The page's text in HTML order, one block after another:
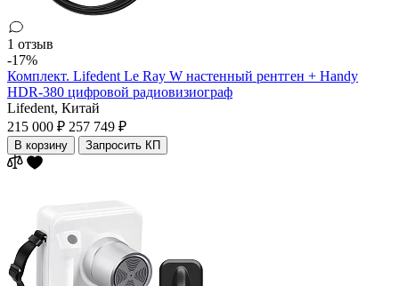
1 отзыв
-17%
Комплект. Lifedent Le Ray W настенный рентген + Handy
HDR-380 цифровой радиовизиограф
Lifedent, Китай
215 000 ₽ 257 749 ₽
В корзину Запросить КП